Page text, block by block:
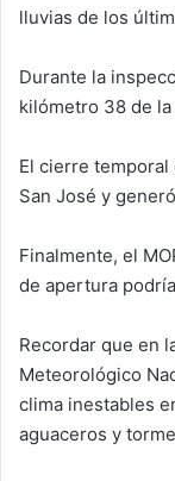
lluvias de los
Durante la
kilómetro 38 de
El cierre
San José y
Finalmente, el
de apertura
Recordar que en
Meteorológico
clima inestables
aguaceros y